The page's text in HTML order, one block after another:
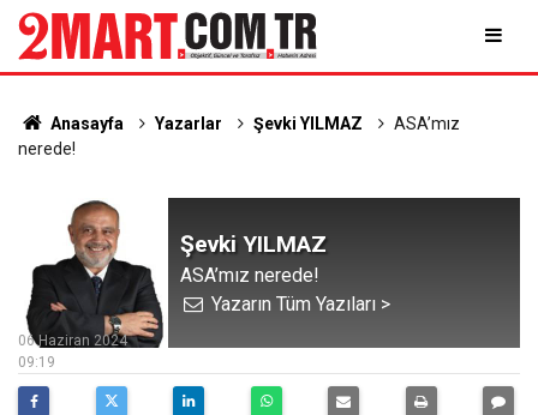
Anasayfa Yazarlar Şevki YILMAZ
ASA’mız
nerede!
Şevki YILMAZ
ASA’mız nerede!
Yazarın Tüm Yazıları >
09:19
06 Haziran 2024